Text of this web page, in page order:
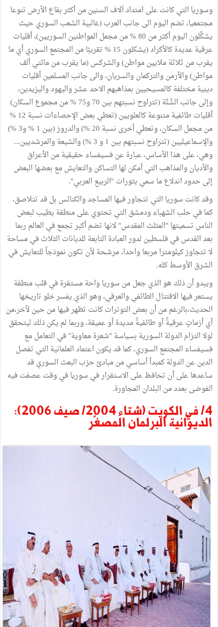
وسوريا التي كانت على امتداد آلاف السنين من أكثر بقاع الأرض تنوعا
مجتمعيا، تضم اليوم الى جانب العرب (غالبية الشعب السوري حيث
يشكِّلون اليوم أكثر من 80 % من مجمل المواطنين السوريين)، أقليات
عرقية عديدة كالأكراد (يشكلون 15 % تقريبًا من المجتمع السوري أي ما
يقرب من ثلاثة ملايين مواطن) والشركس (ما يقرب من مائتي ألف
مواطن) والأرمن والتركمان والسريان، والى جانب المسلمين أقليات
دينية مختلفة كالمسيحيين بمذاهبهم الاحد عشر واليهود واليزيدين،
وإلى جانب السُّنَّة (تتراوح نسبتهم بين 70 و75 % من مجموع السكان)
أقليات طائفية متنوعة كالعلويين (تعطي بعض الإحصاءات نسبة 12 %
من مجمل السكان، وتعطي أخرى نسبة 20 %) والدروز (بين 1 % و3 %)
والإسماعيليين (تتراوح نسبتهم بين 1 و 3 %) والشيعة والمرشديين...
وهي، على هذا الأساس، عبارة عن فسيفساء حقيقية من الأعراق
والأديان والمذاهب التي أمكن لها التساكن والتعايش مع بعضها البعض
إلى حدود اندلاع ما سمي بثورات "الربيع العربي".
وقد كانت سوريا التي تتجاور فيها المساجد والكنائس بل قد تتلاصق،
كما في حلب الشهباء ودمشق التي تحتوي على منطقة يطيب لبعض
الناس تسميتها "المثلث المقدس" لانها تضم أكبر تجمع في العالم ربما
بعد القدس في فلسطين لدور العبادة التابعة للديانات الثلاث في مساحة
لا تتجاوز كيلومترا مربعا واحدا، مرشحة لأن تكون نموذجاً للتعايش في
الشرق الأوسط كله.
ويبدو أن ذلك هو الذي جعل من سوريا واحة مستقرة في قلب منطقة
يستعر فيها الاقتتال الطائفي والعرقي، وهو الذي يفسر خلو تاريخها
الحديث،بالرغم من أن بعض التوترات كانت تظهر فيها من حين لأخر،من
أي أزماتٍ عرقيةً أو طائفيةً مديدة أو عميقة، وربما لم يكن ذلك ليتحقق
لولا التزام الدولة السورية بسياسة "شعرة معاوية" في التعامل مع
فسيفساء المجتمع السوري، كما قد يكون اعتماد العلمانية التي تفصل
الدين عن الدولة كمبدأ أساسي من مبادئ حزب البعث السوري قد
ساعدها على أن تحافظ على الاستقرار في سوريا في وقت عصفت فيه
الفوضى بعدد من البلدان المجاورة.
4/ في الكويت (شتاء 2004/ صيف 2006):
الديوانية البرلمان المصغّر